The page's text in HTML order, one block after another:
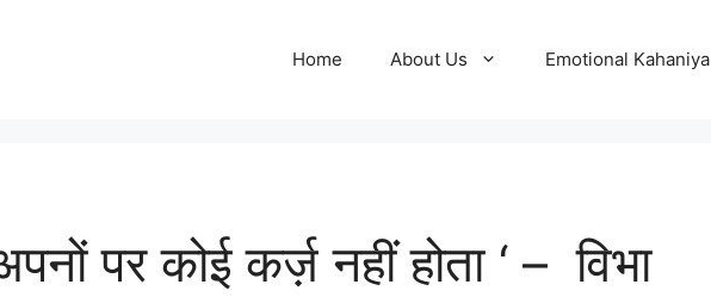
Home About Us Emotional Kahaniya
पर कोई कर्ज़ नहीं होता ‘ – विभा